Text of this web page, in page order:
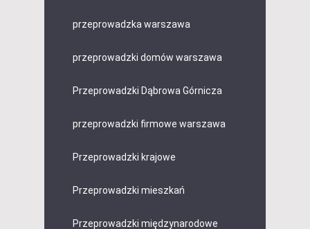
przeprowadzka warszawa
przeprowadzki domów warszawa
Przeprowadzki Dąbrowa Górnicza
przeprowadzki firmowe warszawa
Przeprowadzki krajowe
Przeprowadzki mieszkań
Przeprowadzki międzynarodowe